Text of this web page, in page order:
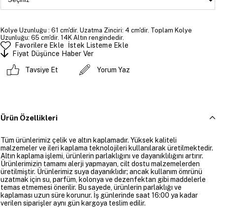
Kolye Uzunluğu : 61 cm'dir. Uzatma Zinciri: 4 cm'dir. Toplam Kolye
Uzunluğu: 65 cm'dir. 14K Altın rengindedir.
Favorilere Ekle
İstek Listeme Ekle
Fiyat Düşünce Haber Ver
Tavsiye Et Yorum Yaz
Ürün Özellikleri
Tüm ürünlerimiz çelik ve altın kaplamadır. Yüksek kaliteli
malzemeler ve ileri kaplama teknolojileri kullanılarak üretilmektedir.
Altın kaplama işlemi, ürünlerin parlaklığını ve dayanıklılığını artırır.
Ürünlerimizin tamamı alerji yapmayan, cilt dostu malzemelerden
üretilmiştir. Ürünlerimiz suya dayanıklıdır; ancak kullanım ömrünü
uzatmak için su, parfüm, kolonya ve dezenfektan gibi maddelerle
temas etmemesi önerilir. Bu sayede, ürünlerin parlaklığı ve
kaplaması uzun süre korunur. İş günlerinde saat 16:00 ya kadar
verilen siparişler aynı gün kargoya teslim edilir.